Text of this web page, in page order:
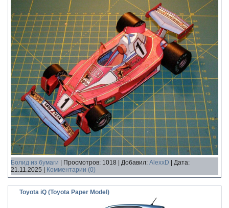
Болид из бумаги Просмотров: 1018 Добавил: AlexxD
Дата:
21.11.2025
Комментарии (0)
Toyota iQ (Toyota Paper Model)